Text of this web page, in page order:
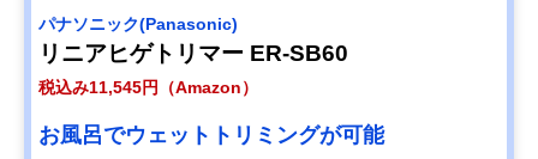
パナソニック(Panasonic)
リニアヒゲトリマー ER-SB60
税込み11,545円（Amazon）
お風呂でウェットトリミングが可能